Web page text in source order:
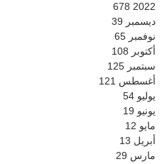
2022
678
ديسمبر 39
نوفمبر 65
أكتوبر 108
سبتمبر 125
أغسطس 121
يوليو 54
يونيو 19
مايو 12
أبريل 13
مارس 29